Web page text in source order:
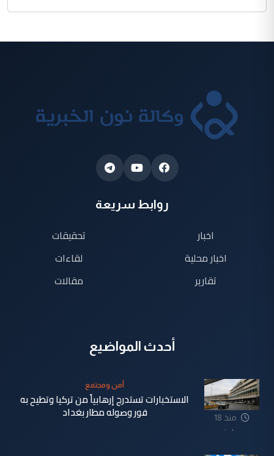
روابط سريعة
اخبار
اخبار محلية
تقارير
تحقيقات
لقاءات
مقالات
أحدث المواضيع
منذ 18
ساعة
أمن ومجتمع
الاستخبارات تستدرج إرهابياً من تركيا وتطيح به
فور وصوله مطار بغداد